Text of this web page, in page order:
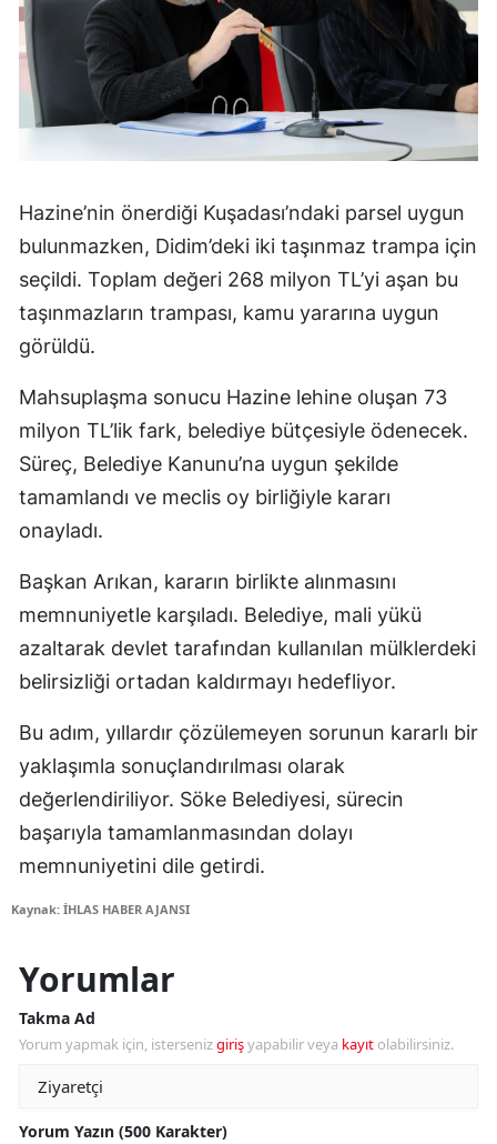
Hazine’nin önerdiği Kuşadası’ndaki parsel uygun
bulunmazken, Didim’deki iki taşınmaz trampa için
seçildi. Toplam değeri 268 milyon TL’yi aşan bu
taşınmazların trampası, kamu yararına uygun
görüldü.
Mahsuplaşma sonucu Hazine lehine oluşan 73
milyon TL’lik fark, belediye bütçesiyle ödenecek.
Süreç, Belediye Kanunu’na uygun şekilde
tamamlandı ve meclis oy birliğiyle kararı
onayladı.
Başkan Arıkan, kararın birlikte alınmasını
memnuniyetle karşıladı. Belediye, mali yükü
azaltarak devlet tarafından kullanılan mülklerdeki
belirsizliği ortadan kaldırmayı hedefliyor.
Bu adım, yıllardır çözülemeyen sorunun kararlı bir
yaklaşımla sonuçlandırılması olarak
değerlendiriliyor. Söke Belediyesi, sürecin
başarıyla tamamlanmasından dolayı
memnuniyetini dile getirdi.
Kaynak: İHLAS HABER AJANSI
Yorumlar
Takma Ad
Yorum yapmak için, istersenizgirişyapabilir veya kayıt olabilirsiniz.
Yorum Yazın (500 Karakter)